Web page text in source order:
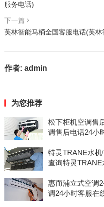
服务电话)
下一篇
芙林智能马桶全国客服电话(芙
作者: admin
为您推荐
松下柜机空调售
调售后电话24小
特灵TRANE水
查询特灵
惠而浦立式空调
调24小时客服在